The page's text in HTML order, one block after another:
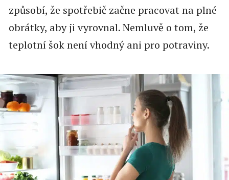
způsobí, že spotřebič začne pracovat na plné
obrátky, aby ji vyrovnal. Nemluvě o tom, že
teplotní šok není vhodný ani pro potraviny.